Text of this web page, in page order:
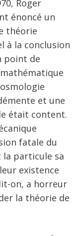
Roger
énoncé un
théorie
à la conclusion
point de
et une
était content.
fatale du
la particule sa
existence
on, a horreur
la théorie de